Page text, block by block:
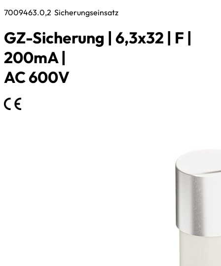
7009463.0,2 Sicherungseinsatz
GZ-Sicherung | 6,3x32 | F |
200mA |
AC 600V